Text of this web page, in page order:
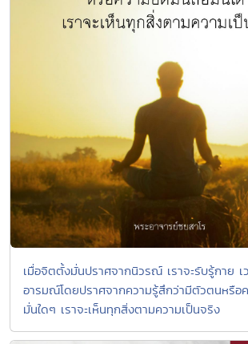
เมื่อจิตตั้งมั่นปราศจากนิวรณ์ เราจะรับรู้กาย เ
อารมณ์โดยปราศจากความรู้สึกว่ามีตัวตนหรือ
มั่นใดๆ เราจะเห็นทุกสิ่งตามความเป็นจริง